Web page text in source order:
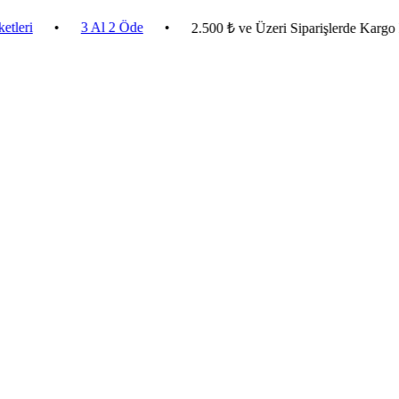
• 3 Al 2 Öde • 2.500 ₺ ve Üzeri Siparişlerde Kargo Bedava